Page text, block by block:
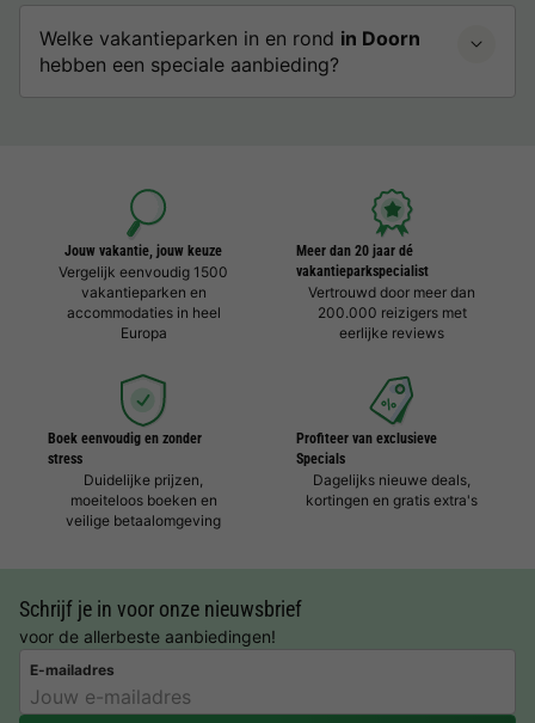
Welke vakantieparken in en rond in Doorn
hebben een speciale aanbieding?
Jouw vakantie, jouw keuze
Vergelijk eenvoudig 1500
vakantieparken en
accommodaties in heel
Europa
Meer dan 20 jaar dé
vakantieparkspecialist
Vertrouwd door meer dan
200.000 reizigers met
eerlijke reviews
Boek eenvoudig en zonder
stress
Duidelijke prijzen,
moeiteloos boeken en
veilige betaalomgeving
Profiteer van exclusieve
Specials
Dagelijks nieuwe deals,
kortingen en gratis extra's
Schrijf je in voor onze nieuwsbrief
voor de allerbeste aanbiedingen!
E-mailadres